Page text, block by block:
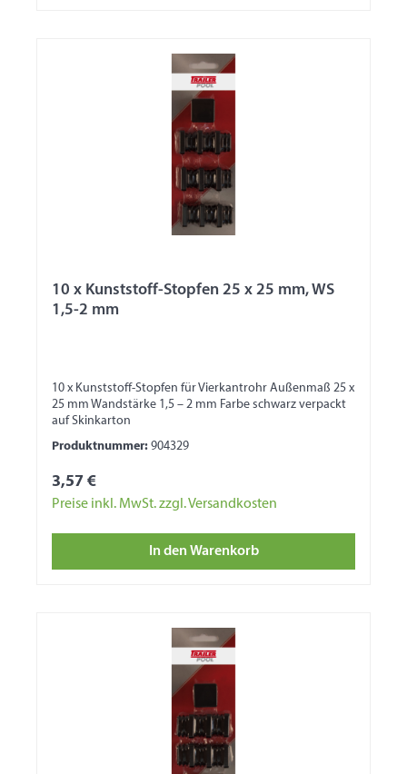
10 x Kunststoff-Stopfen 25 x 25 mm, WS
1,5-2 mm
10 x Kunststoff-Stopfen für Vierkantrohr Außenmaß 25 x
25 mm Wandstärke 1,5 – 2 mm Farbe schwarz verpackt
auf Skinkarton
Produktnummer: 904329
3,57 €
Preise inkl. MwSt. zzgl. Versandkosten
In den Warenkorb